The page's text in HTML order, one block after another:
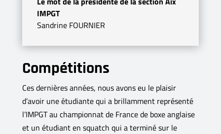
IMPGT
Sandrine FOURNIER
Compétitions
Ces dernières années, nous avons eu le plaisir
d’avoir une étudiante qui a brillamment représenté
l’IMPGT au championnat de France de boxe anglaise
et un étudiant en squatch qui a terminé sur le